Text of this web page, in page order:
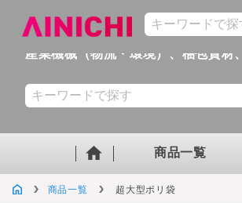
産業機械（物流・環境）、梱包資材、
商品一覧
商品一覧 超大型ポリ袋